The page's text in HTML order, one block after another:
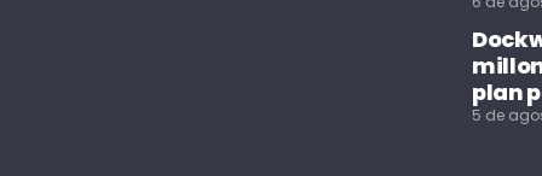
plan
5 de